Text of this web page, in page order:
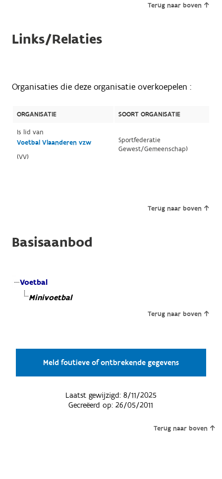
Terug naar boven
Links/Relaties
Organisaties die deze organisatie overkoepelen :
ORGANISATIE
SOORT ORGANISATIE
Is lid van
Voetbal Vlaanderen vzw
(VV)
Sportfederatie
Gewest/Gemeenschap)
Terug naar boven
Basisaanbod
Voetbal
Minivoetbal
Terug naar boven
Meld foutieve of ontbrekende gegevens
Laatst gewijzigd: 8/11/2025
Gecreëerd op:26/05/2011
Terug naar boven